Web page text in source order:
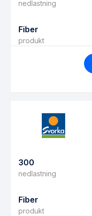
nedlastning
Fiber
produkt
300
nedlastning
Fiber
produkt